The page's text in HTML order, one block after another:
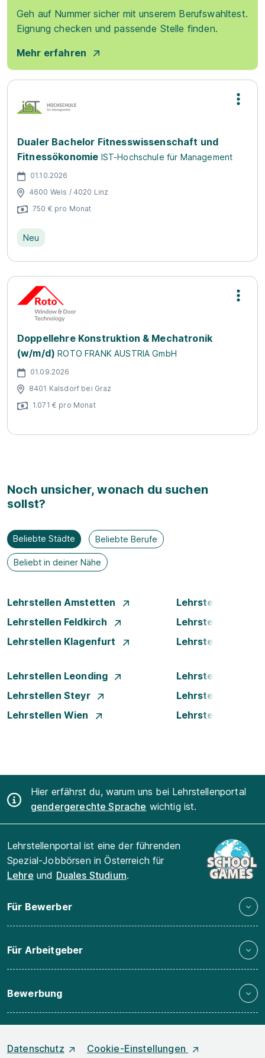
Geh auf Nummer sicher mit unserem Berufswahltest.
Eignung checken und passende Stelle finden.
Mehr erfahren
Dualer Bachelor Fitnesswissenschaft und
Fitnessökonomie IST-Hochschule für Management
01.10.2026
4600 Wels / 4020 Linz
750 € pro Monat
Neu
Doppellehre Konstruktion & Mechatronik
(w/m/d) ROTO FRANK AUSTRIA GmbH
01.09.2026
8401 Kalsdorf bei Graz
1.071 € pro Monat
Noch unsicher, wonach du suchen
sollst?
Beliebte Städte Beliebte Berufe
Beliebt in deiner Nähe
Lehrstellen Amstetten
Lehrstellen
Lehrstellen Feldkirch
Lehrstellen Graz
Lehrstellen Klagenfurt
Lehrstellen
Lehrstellen Leonding
Lehrstellen Linz
Lehrstellen Steyr
Lehrstellen Traun
Lehrstellen Wien
Lehrstellen
Hier erfährst du, warum uns bei Lehrstellenportal
gendergerechte Sprache wichtig ist.
Lehrstellenportal ist eine der führenden
Spezial-Jobbörsen in Österreich für
Lehre und Duales Studium.
Für Bewerber
Für Arbeitgeber
Bewerbung
Datenschutz Cookie-Einstellungen